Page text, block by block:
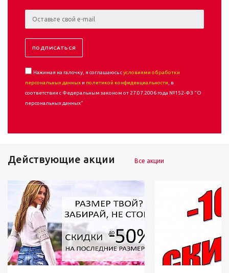
Нажимая на галочку, я соглашаюсь сусловиями обработки
персональных данных и политикой конфиденциальности , в
соответствии с Федеральным законом от 27.07.2006 года №152-ФЗ "О
персональных данных"
Действующие акции Все акции